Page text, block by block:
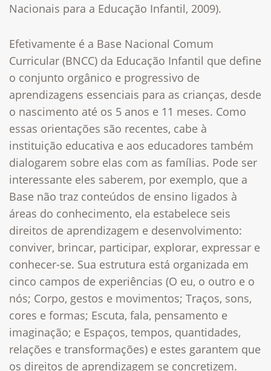
Nacionais para a Educação Infantil, 2009).
Efetivamente é a Base Nacional Comum
Curricular (BNCC) da Educação Infantil que define
o conjunto orgânico e progressivo de
aprendizagens essenciais para as crianças, desde
o nascimento até os 5 anos e 11 meses. Como
essas orientações são recentes, cabe à
instituição educativa e aos educadores também
dialogarem sobre elas com as famílias. Pode ser
interessante eles saberem, por exemplo, que a
Base não traz conteúdos de ensino ligados à
áreas do conhecimento, ela estabelece seis
direitos de aprendizagem e desenvolvimento:
conviver, brincar, participar, explorar, expressar e
conhecer-se. Sua estrutura está organizada em
cinco campos de experiências (O eu, o outro e o
nós; Corpo, gestos e movimentos; Traços, sons,
cores e formas; Escuta, fala, pensamento e
imaginação; e Espaços, tempos, quantidades,
relações e transformações) e estes garantem que
os direitos de aprendizagem se concretizem.